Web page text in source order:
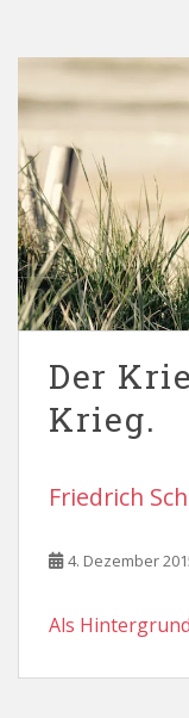
Der
Krieg.
Friedrich
4. Dezember
Als